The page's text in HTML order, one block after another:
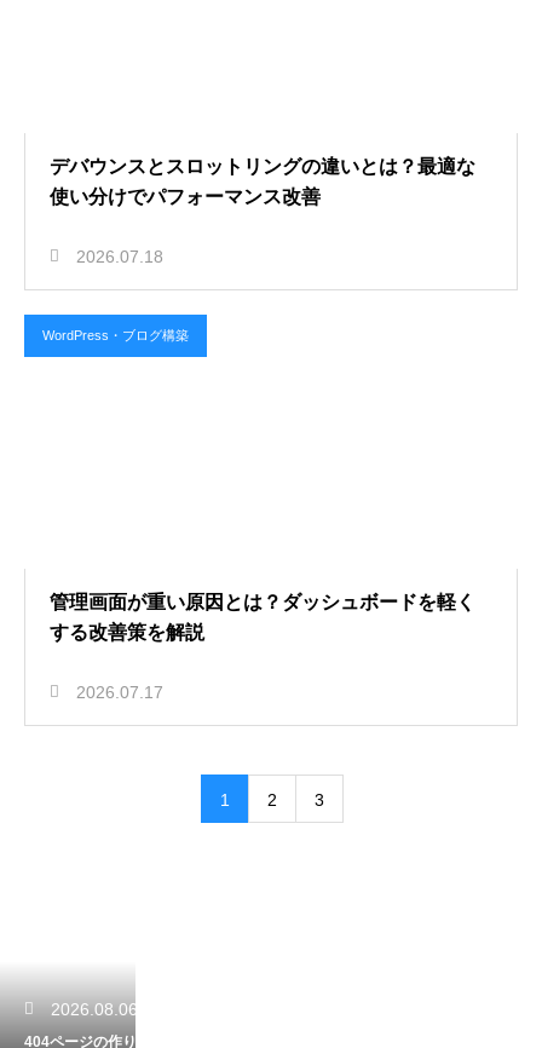
デバウンスとスロットリングの違いとは？最適な
使い分けでパフォーマンス改善
2026.07.18
WordPress・ブログ構築
管理画面が重い原因とは？ダッシュボードを軽く
する改善策を解説
2026.07.17
1 2 3
2026.08.06
404ページの作り